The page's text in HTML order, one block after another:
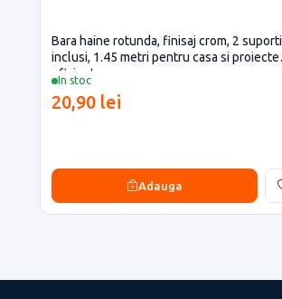
In stoc
Bara haine rotunda, finisaj crom, 2 suporti
inclusi, 1.45 metri pentru casa si proiecte
eficiente
20,90 lei
Adauga